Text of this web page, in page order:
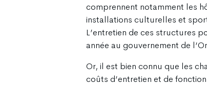
comprennent notamment les
installations culturelles et
L’entretien de ces structures
année au gouvernement de
Or, il est bien connu que les
coûts d’entretien et de